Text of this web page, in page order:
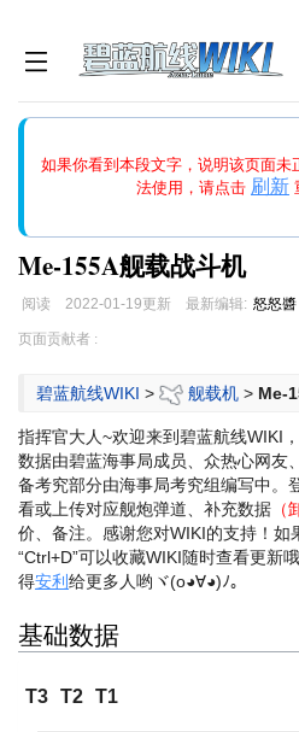
如果你看到本段文字，说明该页面
法使用，请点击 刷新
能中的刷新按钮清除页面缓存并刷
Me-155A舰载战斗机
阅读 2022-01-19更新 最新编辑: 怒怒醬
跳
跳
页面贡献者 :
碧蓝航线WIKI > 舰载机 > Me-
指挥官大人~欢迎来到碧蓝航线WIKI
数据由碧蓝海事局成员、众热心网友
备考究部分由海事局考究组编写中。
看或上传对应舰炮弹道、补充数据
价、备注。感谢您对WIKI的支持！ 如
“Ctrl+D”可以收藏WIKI随时查看更新
得安利 给更多人哟ヾ(o◕∀◕)ﾉ。
基础数据
T3 T2 T1